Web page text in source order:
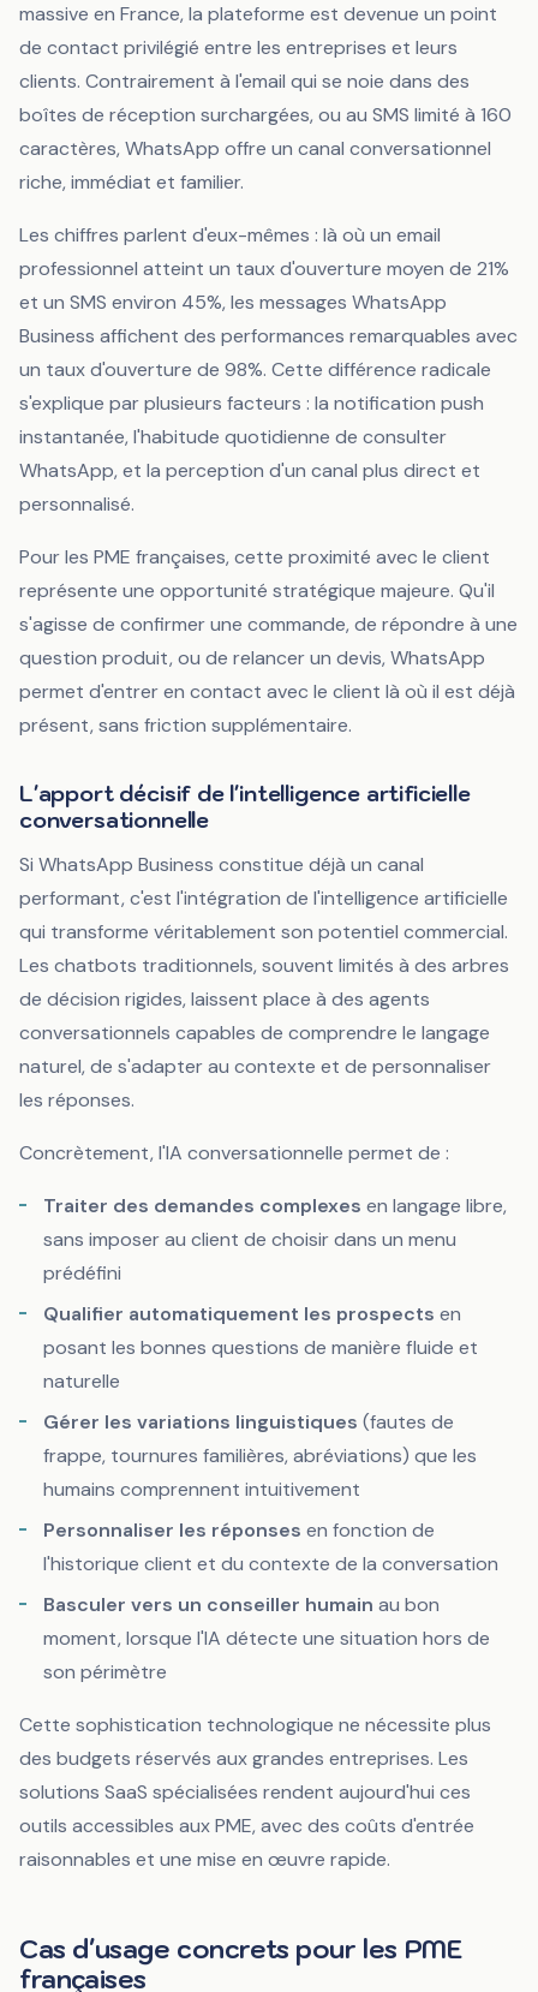
massive en France, la plateforme est devenue un point
de contact privilégié entre les entreprises et leurs
clients. Contrairement à l'email qui se noie dans des
boîtes de réception surchargées, ou au SMS limité à 160
caractères, WhatsApp offre un canal conversationnel
riche, immédiat et familier.
Les chiffres parlent d'eux-mêmes : là où un email
professionnel atteint un taux d'ouverture moyen de 21%
et un SMS environ 45%, les messages WhatsApp
Business affichent des performances remarquables avec
un taux d'ouverture de 98%. Cette différence radicale
s'explique par plusieurs facteurs : la notification push
instantanée, l'habitude quotidienne de consulter
WhatsApp, et la perception d'un canal plus direct et
personnalisé.
Pour les PME françaises, cette proximité avec le client
représente une opportunité stratégique majeure. Qu'il
s'agisse de confirmer une commande, de répondre à une
question produit, ou de relancer un devis, WhatsApp
permet d'entrer en contact avec le client là où il est déjà
présent, sans friction supplémentaire.
L'apport décisif de l'intelligence artificielle
conversationnelle
Si WhatsApp Business constitue déjà un canal
performant, c'est l'intégration de l'intelligence artificielle
qui transforme véritablement son potentiel commercial.
Les chatbots traditionnels, souvent limités à des arbres
de décision rigides, laissent place à des agents
conversationnels capables de comprendre le langage
naturel, de s'adapter au contexte et de personnaliser
les réponses.
Concrètement, l'IA conversationnelle permet de :
Traiter des demandes complexes en langage libre,
sans imposer au client de choisir dans un menu
prédéfini
Qualifier automatiquement les prospects en
posant les bonnes questions de manière fluide et
naturelle
Gérer les variations linguistiques (fautes de
frappe, tournures familières, abréviations) que les
humains comprennent intuitivement
Personnaliser les réponses en fonction de
l'historique client et du contexte de la conversation
Basculer vers un conseiller humain au bon
moment, lorsque l'IA détecte une situation hors de
son périmètre
Cette sophistication technologique ne nécessite plus
des budgets réservés aux grandes entreprises. Les
solutions SaaS spécialisées rendent aujourd'hui ces
outils accessibles aux PME, avec des coûts d'entrée
raisonnables et une mise en œuvre rapide.
Cas d'usage concrets pour les PME
françaises